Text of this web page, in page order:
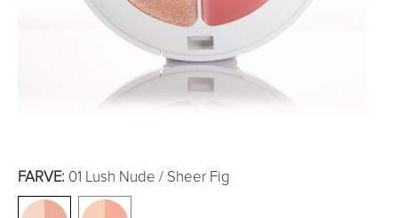
FARVE: 01 Lush Nude / Sheer Fig